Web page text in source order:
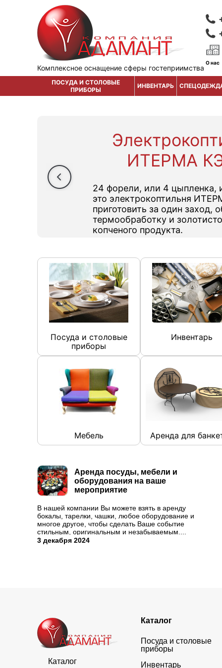
Комплексное оснащение сферы гостеприимства
О нас
ПОСУДА И СТОЛОВЫЕ
ПРИБОРЫ
ИНВЕНТАРЬ
ИТЕРМА
24 форели, или 4 цыпленка,
это электрокоптильня
приготовить за один заход,
термообработку и
копченого продукта.
Посуда и столовые
приборы
Инвентарь
Мебель Аренда для
Аренда посуды, мебели и
оборудования на ваше
мероприятие
В нашей компании Вы можете взять в аренду
бокалы, тарелки, чашки, любое оборудование и
многое другое, чтобы сделать Ваше событие
стильным, оригинальным и незабываемым....
3 декабря 2024
Каталог
Каталог
Посуда и столовые
приборы
Инвентарь